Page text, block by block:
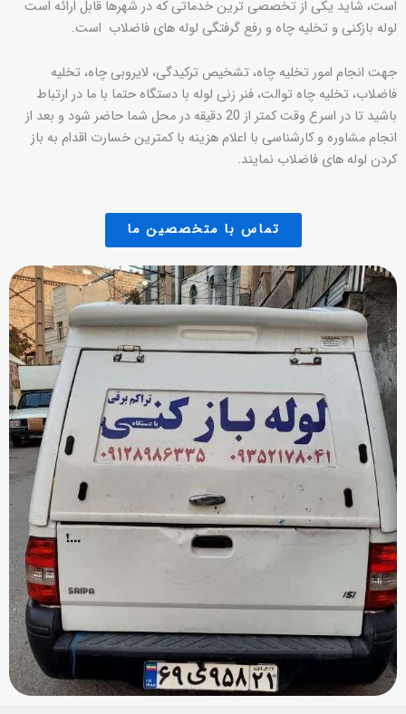
است، شاید یکی از تخصصی ترین خدماتی که در شهرها قابل ارائه است
لوله بازکنی و تخلیه چاه و رفع گرفتگی لوله های فاضلاب است.
جهت انجام امور تخلیه چاه، تشخیص ترکیدگی، لایروبی چاه، تخلیه
فاضلاب، تخلیه چاه توالت، فنر زنی لوله با دستگاه حتما با ما در ارتباط
باشید تا در اسرع وقت کمتر از 20 دقیقه در محل شما حاضر شود و بعد از
انجام مشاوره و کارشناسی با اعلام هزینه با کمترین خسارت اقدام به باز
کردن لوله های فاضلاب نمایند.
تماس با متخصصین ما